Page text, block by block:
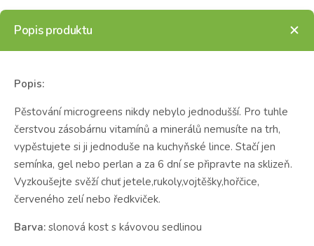
Popis produktu
Popis:
Pěstování microgreens nikdy nebylo jednodušší. Pro tuhle
čerstvou zásobárnu vitamínů a minerálů nemusíte na trh,
vypěstujete si ji jednoduše na kuchyňské lince. Stačí jen
semínka, gel nebo perlan a za 6 dní se připravte na sklizeň.
Vyzkoušejte svěží chuť jetele,rukoly,vojtěšky,hořčice,
červeného zelí nebo ředkviček.
Barva: slonová kost s kávovou sedlinou